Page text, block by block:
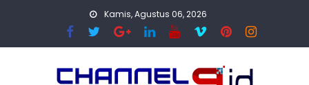
Kamis, Agustus 06, 2026